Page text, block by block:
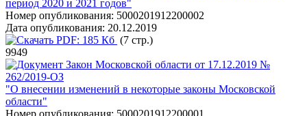
период 2020 и 2021 годов"
Номер опубликования: 5000201912200002
Дата опубликования: 20.12.2019
PDF: 185 Кб (7 стр.)
9949
Закон Московской области от 17.12.2019 №
262/2019-ОЗ
"О внесении изменений в некоторые законы Московской
области"
Номер опубликования: 5000201912200001